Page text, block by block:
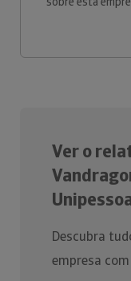
Ver o
Descubra
empresa